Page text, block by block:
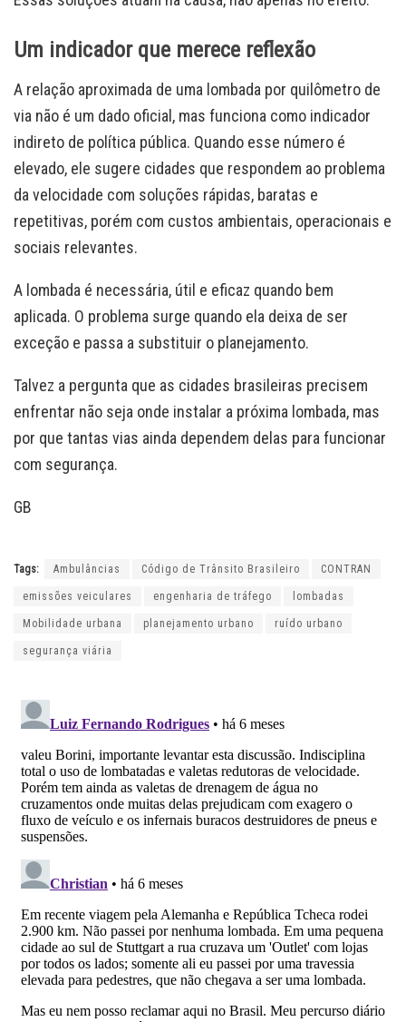
Um indicador que merece reflexão
A relação aproximada de uma lombada por quilômetro de
via não é um dado oficial, mas funciona como indicador
indireto de política pública. Quando esse número é
elevado, ele sugere cidades que respondem ao problema
da velocidade com soluções rápidas, baratas e
repetitivas, porém com custos ambientais, operacionais e
sociais relevantes.
A lombada é necessária, útil e eficaz quando bem
aplicada. O problema surge quando ela deixa de ser
exceção e passa a substituir o planejamento.
Talvez a pergunta que as cidades brasileiras precisem
enfrentar não seja onde instalar a próxima lombada, mas
por que tantas vias ainda dependem delas para funcionar
com segurança.
GB
Tags: Ambulâncias Código de Trânsito Brasileiro CONTRAN
emissões veiculares engenharia de tráfego lombadas
Mobilidade urbana planejamento urbano ruído urbano
segurança viária